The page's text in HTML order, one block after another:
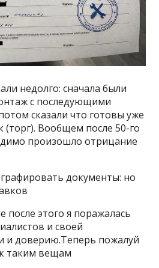
недолго: сначала были
с последующими
сказали что готовы уже
(торг). Вообщем после 50-го
произошло отрицание
документы: но
после этого я поражалась
и своей
и доверию.Теперь пожалуй
таким вещам